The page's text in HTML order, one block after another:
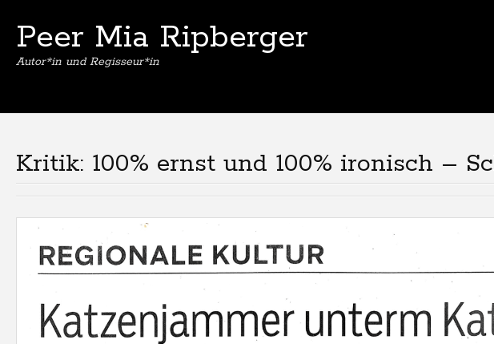
Peer Mia Ripberger
Autor*in und Regisseur*in
Kritik: 100% ernst und 100% ironisch –